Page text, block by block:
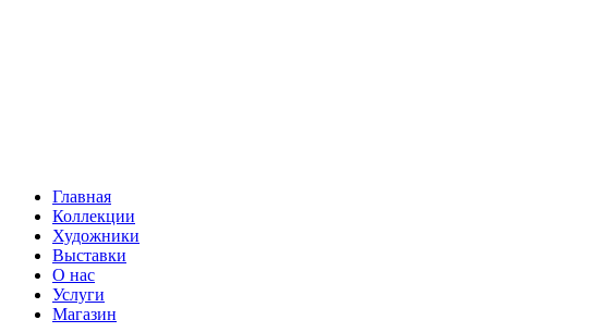
Главная
Коллекции
Художники
Выставки
О нас
Услуги
Магазин